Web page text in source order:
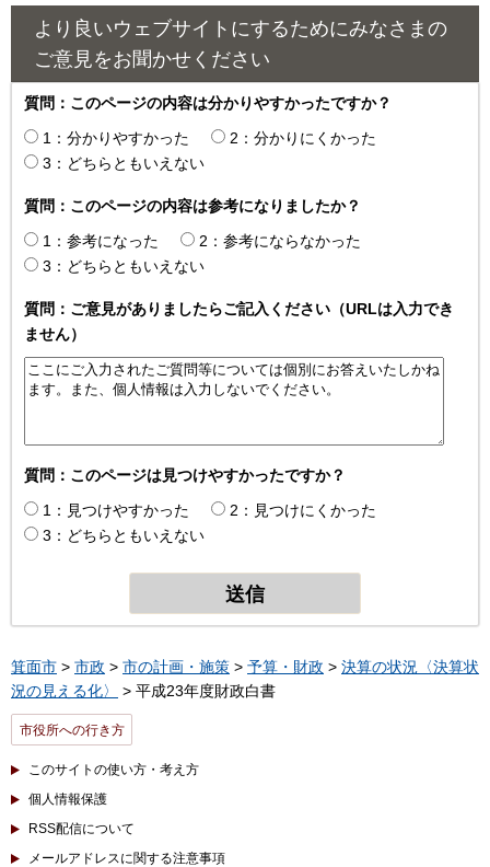
より良いウェブサイトにするためにみなさまの
ご意見をお聞かせください
質問：このページの内容は分かりやすかったですか？
1：分かりやすかった
2：分かりにくかった
3：どちらともいえない
質問：このページの内容は参考になりましたか？
1：参考になった
2：参考にならなかった
3：どちらともいえない
質問：ご意見がありましたらご記入ください（URLは入力でき
ません）
質問：このページは見つけやすかったですか？
1：見つけやすかった
2：見つけにくかった
3：どちらともいえない
箕面市 > 市政 > 市の計画・施策 > 予算・財政 > 決算の状況〈決算状
況の見える化〉
> 平成23年度財政白書
市役所への行き方
このサイトの使い方・考え方
個人情報保護
RSS配信について
メールアドレスに関する注意事項